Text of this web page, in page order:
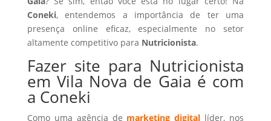
Coneki, entendemos a importância de ter uma
presença online eficaz, especialmente no setor
altamente competitivo para Nutricionista.
Fazer site para Nutricionista
em Vila Nova de Gaia é com
a Coneki
Como uma agência de marketing digital líder, nos